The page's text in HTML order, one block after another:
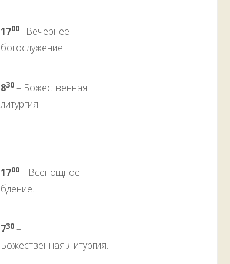
1700–Вечернее
богослужение
830 – Божественная
литургия.
1700– Всенощное
бдение.
730–
Божественная Литургия.